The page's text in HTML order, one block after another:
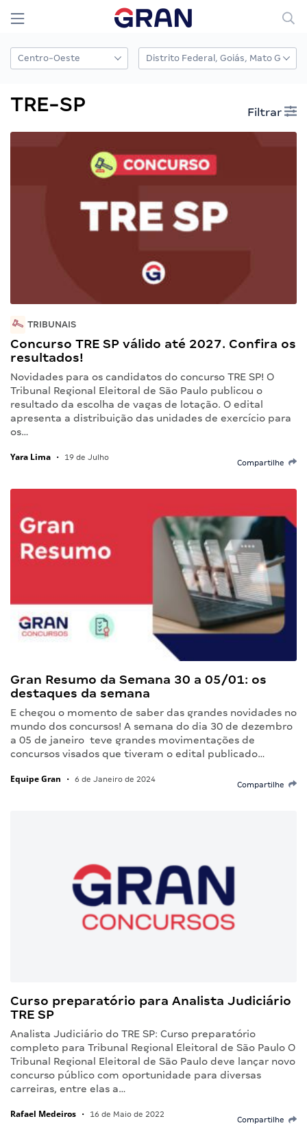
TRE-SP Filtrar
TRIBUNAIS
Concurso TRE SP válido até 2027. Confira os
resultados!
Novidades para os candidatos do concurso TRE SP! O
Tribunal Regional Eleitoral de São Paulo publicou o
resultado da escolha de vagas de lotação. O edital
apresenta a distribuição das unidades de exercício para
os…
Yara Lima • 19 de Julho
Compartilhe
Gran Resumo da Semana 30 a 05/01: os
destaques da semana
E chegou o momento de saber das grandes novidades no
mundo dos concursos! A semana do dia 30 de dezembro
a 05 de janeiro teve grandes movimentações de
concursos visados que tiveram o edital publicado…
Equipe Gran • 6 de Janeiro de 2024
Compartilhe
Curso preparatório para Analista Judiciário
TRE SP
Analista Judiciário do TRE SP: Curso preparatório
completo para Tribunal Regional Eleitoral de São Paulo O
Tribunal Regional Eleitoral de São Paulo deve lançar novo
concurso público com oportunidade para diversas
carreiras, entre elas a…
Rafael Medeiros • 16 de Maio de 2022
Compartilhe